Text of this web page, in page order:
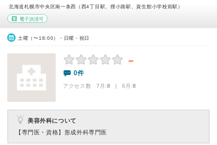
北海道札幌市中央区南一条西（西4丁目駅、狸小路駅、資生館小学校前駅）
電子決済可
土曜（〜18:00）・日曜・祝日
－
0件
アクセス数 7月:8 | 6月:8
美容外科について
【専門医・資格】 形成外科専門医